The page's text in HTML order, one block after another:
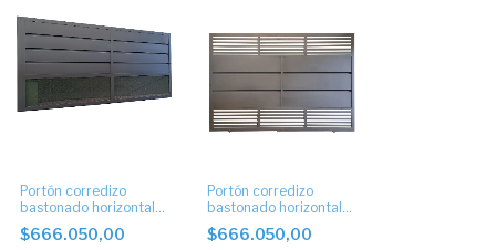
Portón corredizo
bastonado horizontal
postigo inferior de
40cm
$666.050,00
Portón corredizo
bastonado horizontal
postigo superior e
inferior
$666.050,00